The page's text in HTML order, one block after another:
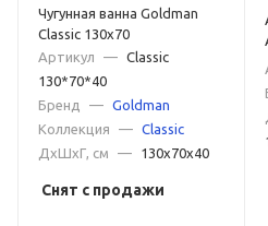
Чугунная ванна Goldman
Classic 130х70
Артикул
— Classic
130*70*40
Бренд
— Goldman
Коллекция
— Classic
ДxШxГ, см
— 130x70x40
Снят с продажи